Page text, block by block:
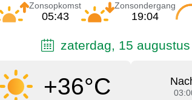
Zonsopkomst
05:43
Zonsondergang
19:04
zaterdag, 15
+36°C